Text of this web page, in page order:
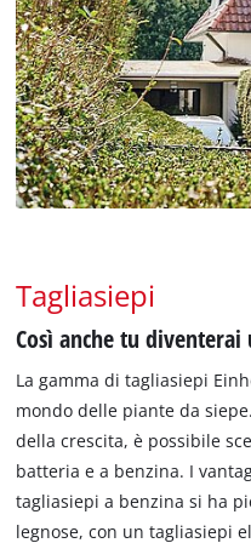
Tagliasiepi
Così anche tu
La gamma di tagliasiepi
mondo delle piante da
della crescita, è possibile
batteria e a benzina. I
tagliasiepi a benzina si ha
legnose, con un tagliasiepi